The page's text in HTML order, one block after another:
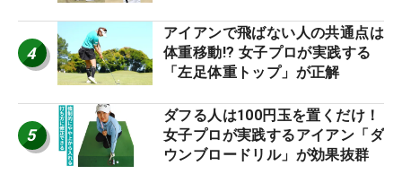
4
アイアンで飛ばない人の共通点は
体重移動!? 女子プロが実践する
「左足体重トップ」が正解
5
ダフる人は100円玉を置くだけ！
女子プロが実践するアイアン「ダ
ウンブロードリル」が効果抜群